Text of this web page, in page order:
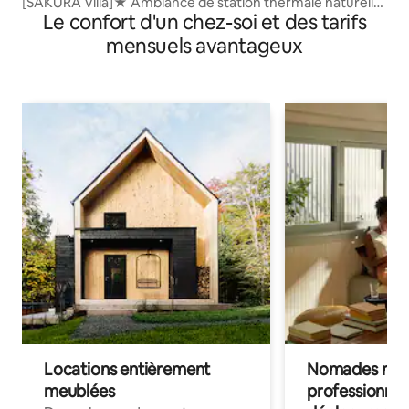
soignée par la★ nature [Hakone] [Koshimadani]
Le confort d'un chez-soi et des tarifs
mensuels avantageux
Locations entièrement
meublées
Nomades